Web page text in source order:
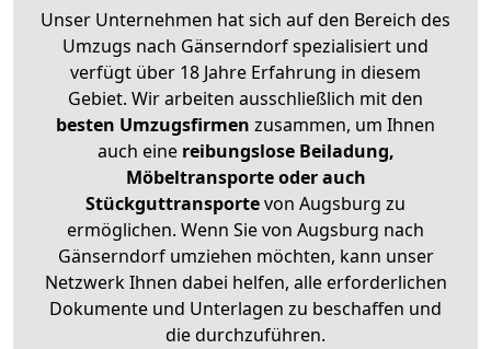
Unser Unternehmen hat sich auf den Bereich des
Umzugs nach Gänserndorf spezialisiert und
verfügt über 18 Jahre Erfahrung in diesem
Gebiet. Wir arbeiten ausschließlich mit den
besten Umzugsfirmen zusammen, um Ihnen
auch eine reibungslose Beiladung,
Möbeltransporte oder auch
Stückguttransportevon Augsburg zu
ermöglichen. Wenn Sie von Augsburg nach
Gänserndorf umziehen möchten, kann unser
Netzwerk Ihnen dabei helfen, alle erforderlichen
Dokumente und Unterlagen zu beschaffen und
die durchzuführen.